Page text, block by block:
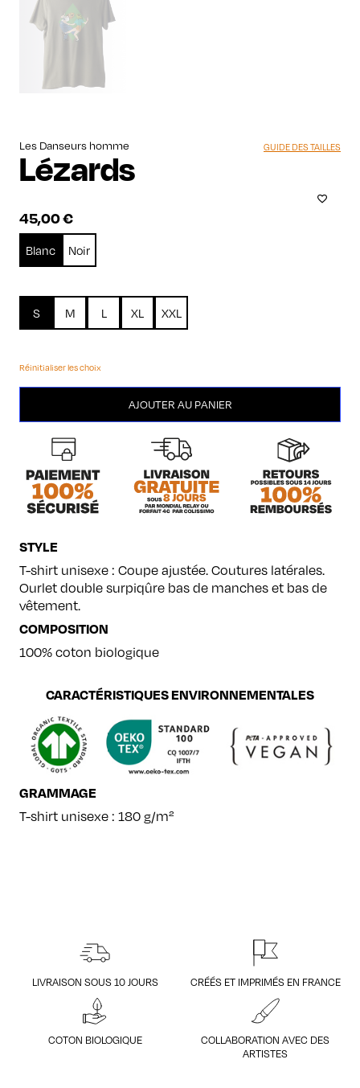
Les Danseurs homme
Lézards
45,00€
GUIDE DES TAILLES
Blanc Noir
S M L XL XXL
Réinitialiser les choix
AJOUTER AU PANIER
STYLE
T-shirt unisexe : Coupe ajustée. Coutures latérales.
Ourlet double surpiqûre bas de manches et bas de
vêtement.
COMPOSITION
100% coton biologique
CARACTÉRISTIQUES ENVIRONNEMENTALES
GRAMMAGE
T-shirt unisexe : 180 g/m²
LIVRAISON SOUS 10 JOURS CRÉÉS ET IMPRIMÉS EN FRANCE
COTON BIOLOGIQUE
COLLABORATION AVEC DES
ARTISTES